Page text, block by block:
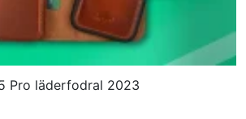
Pro läderfodral 2023